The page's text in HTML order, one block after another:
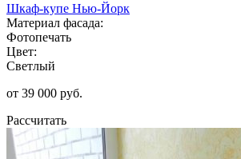
Шкаф-купе Нью-Йорк
Материал фасада:
Фотопечать
Цвет:
Светлый
от 39 000 руб.
Рассчитать